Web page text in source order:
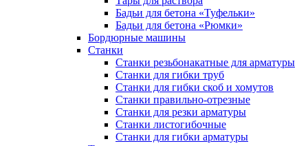
Бадьи для бетона «Туфельки»
Бадьи для бетона «Рюмки»
Бордюрные машины
Станки
Станки резьбонакатные для арматуры
Станки для гибки труб
Станки для гибки скоб и хомутов
Станки правильно-отрезные
Станки для резки арматуры
Станки листогибочные
Станки для гибки арматуры